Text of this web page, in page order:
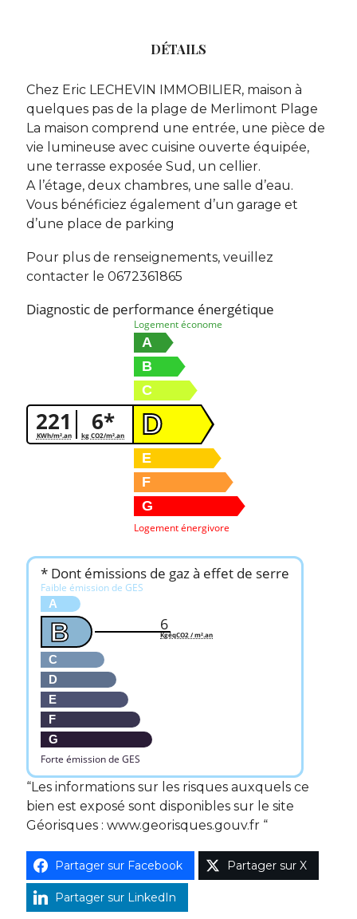
DÉTAILS
Chez Eric LECHEVIN IMMOBILIER, maison à
quelques pas de la plage de Merlimont Plage
La maison comprend une entrée, une pièce de
vie lumineuse avec cuisine ouverte équipée,
une terrasse exposée Sud, un cellier.
A l’étage, deux chambres, une salle d’eau.
Vous bénéficiez également d’un garage et
d’une place de parking
Pour plus de renseignements, veuillez
contacter le 0672361865
Diagnostic de performance énergétique
221
KWh/m².an 6*
kg CO2/m².an
Logement économe
A
B
C
D
E
F
G
Logement énergivore
* Dont émissions de gaz à effet de serre
Faible émission de GES
A
B
C
D
E
F
G
Forte émission de GES
6
KgéqCO2 / m².an
“Les informations sur les risques auxquels ce
bien est exposé sont disponibles sur le site
Géorisques : www.georisques.gouv.fr “
Partager sur Facebook Partager sur X
Partager sur LinkedIn